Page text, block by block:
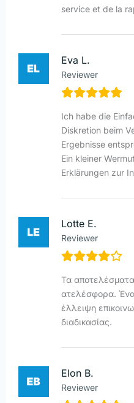
service et de la
Eva L.
Reviewer
Ich habe die
Diskretion beim
Ergebnisse
Ein kleiner
Erklärungen zur
Lotte E.
Reviewer
Τα αποτελέσματα
ατελέσφορα. Ένα
έλλειψη
διαδικασίας.
Elon B.
Reviewer